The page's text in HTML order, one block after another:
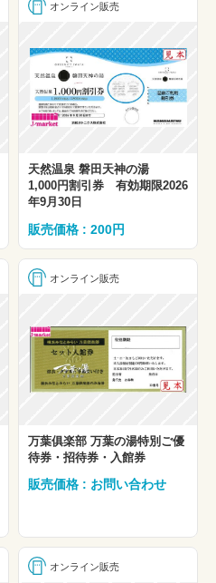
オンライン販売
天然温泉 磐田天神の湯
1,000円割引券 有効期限2026
年9月30日
販売価格 : 200円
オンライン販売
万葉俱楽部 万葉の湯特別ご優
待券・招待券・入館券
販売価格 : お問い合わせ
オンライン販売